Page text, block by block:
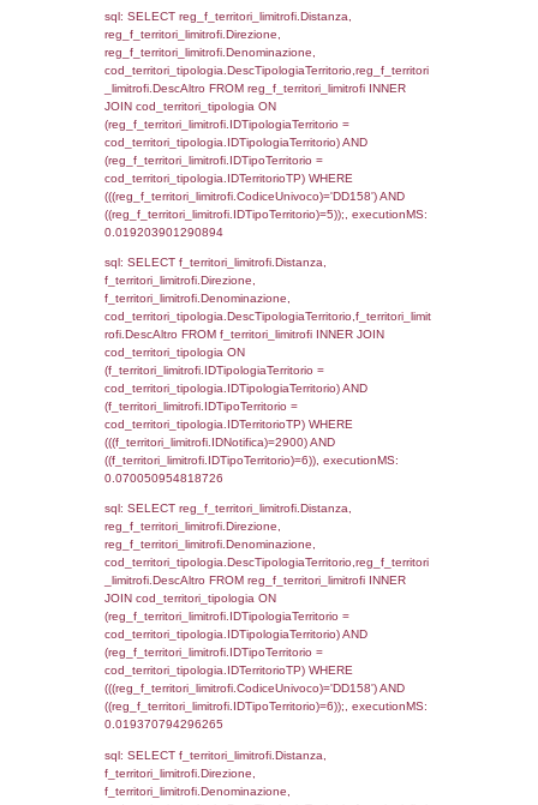
(((reg_f_confini.CodiceUnivoco)='DD158'));,
0.0012938976287842
sql: SELECT
SEPARATOR '; ') AS DescAltro,
f_territori_limitrofi INNER JOIN
(f_territori_limitrofi.IDTipologiaTerritorio =
cod_territori_tipologia.IDTipologiaTerritorio
f_territori_limitrofi.IDTipoTerritorio =
cod_territori_tipologia.IDTerritorioTP )
((f_territori_limitrofi.IDNotifica) = 2900 ) AND
cod_territori_tipologia.IDTerritorioTP = 1)
executionMS: 0.077077865600586
sql: SELECT
SEPARATOR '; ') AS DescAltro,
reg_f_territori_limitrofi INNER JOIN
ON
cod_territori_tipologia.IDTipologiaTerritorio
reg_f_territori_limitrofi.IDTipoTerritorio =
cod_territori_tipologia.IDTerritorioTP)
((reg_f_territori_limitrofi.CodiceUnivoco)
cod_territori_tipologia.IDTerritorioTP=1)
sql: SELECT f_territori_limitrofi.Distanza,